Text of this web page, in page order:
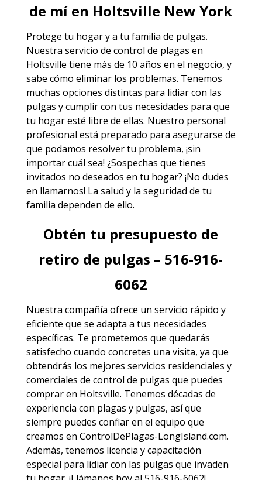
de mí en Holtsville New York
Protege tu hogar y a tu familia de pulgas.
Nuestra servicio de control de plagas en
Holtsville tiene más de 10 años en el negocio, y
sabe cómo eliminar los problemas. Tenemos
muchas opciones distintas para lidiar con las
pulgas y cumplir con tus necesidades para que
tu hogar esté libre de ellas. Nuestro personal
profesional está preparado para asegurarse de
que podamos resolver tu problema, ¡sin
importar cuál sea! ¿Sospechas que tienes
invitados no deseados en tu hogar? ¡No dudes
en llamarnos! La salud y la seguridad de tu
familia dependen de ello.
Obtén tu presupuesto de
retiro de pulgas – 516-916-
6062
Nuestra compañía ofrece un servicio rápido y
eficiente que se adapta a tus necesidades
específicas. Te prometemos que quedarás
satisfecho cuando concretes una visita, ya que
obtendrás los mejores servicios residenciales y
comerciales de control de pulgas que puedes
comprar en Holtsville. Tenemos décadas de
experiencia con plagas y pulgas, así que
siempre puedes confiar en el equipo que
creamos en ControlDePlagas-LongIsland.com.
Además, tenemos licencia y capacitación
especial para lidiar con las pulgas que invaden